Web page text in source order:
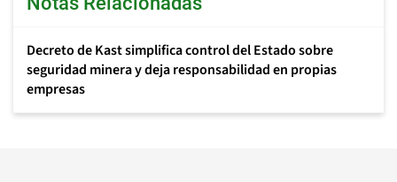
Decreto de Kast simplifica control del Estado sobre
seguridad minera y deja responsabilidad en propias
empresas